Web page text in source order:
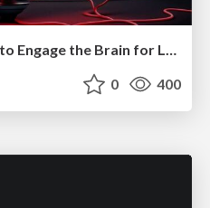
Primal Persuasion: How to Engage the Brain for Learning That Lasts
0 400